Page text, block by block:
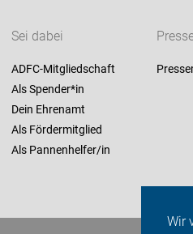
Wir
Sei dabei
ADFC-Mitgliedschaft
Als Spender*in
Dein Ehrenamt
Als Fördermitglied
Als Pannenhelfer/in